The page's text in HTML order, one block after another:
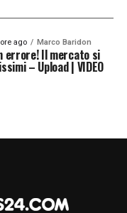
ago Marco Baridon
errore! Il mercato si
– Upload | VIDEO